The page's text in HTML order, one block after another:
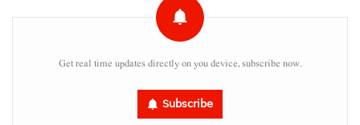
Get real time updates directly on you device, subscribe now.
Subscribe